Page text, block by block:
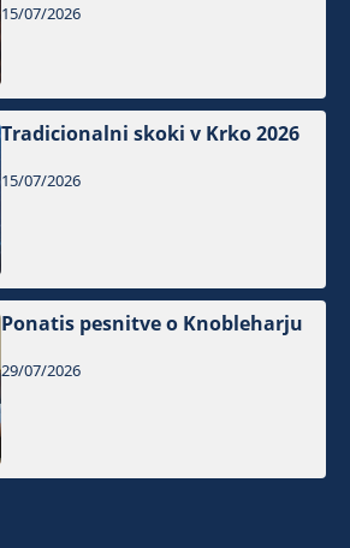
15/07/2026
Tradicionalni skoki v Krko 2026
15/07/2026
Ponatis pesnitve o Knobleharju
29/07/2026